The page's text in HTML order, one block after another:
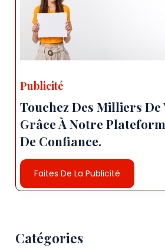
Publicité
Touchez Des Milliers De
Grâce À Notre
De Confiance.
Faites De La Publicité
Catégories